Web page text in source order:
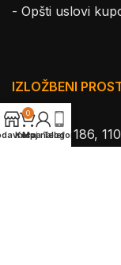
- Opšti uslovi
IZLOŽBENI
Gandijeva 186,
0
Korpa
Moj nalog
Telefon